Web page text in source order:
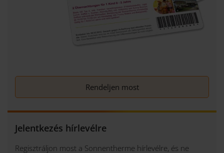
Rendeljen most
Jelentkezés hírlevélre
Regisztráljon most a Sonnentherme hírlevélre, és ne